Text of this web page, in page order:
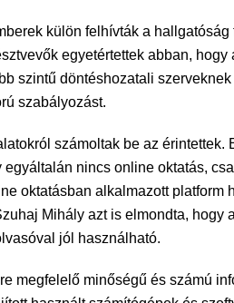
külön felhívták a
egyetértettek abban,
szintű döntéshozatali
szabályozást.
számoltak be az
nincs online oktatás,
oktatásban alkalmazott
Mihály azt is elmondta,
jól használható.
megfelelő minőségű és számú